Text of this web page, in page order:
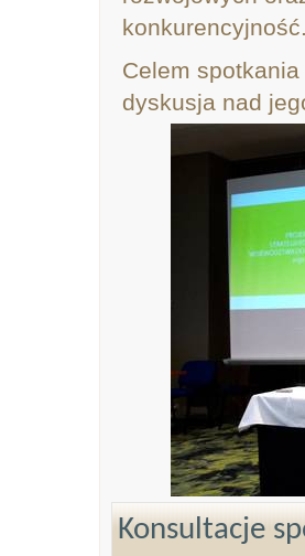
Celem spotkania
dyskusja nad
Konsultacje